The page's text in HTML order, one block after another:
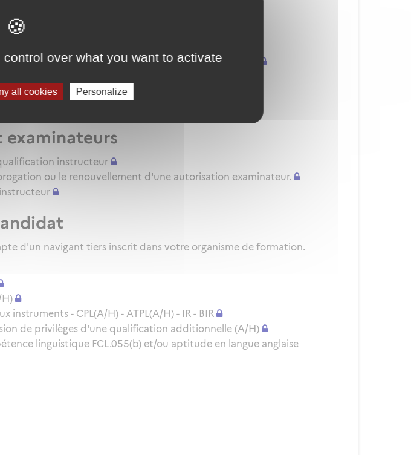
over what you want to activate
all cookies Personalize
licence - BPL - LAPL(A/H) - PPL(A/H) - SPL
additionnelles
d'une QC/QT ou du renouvellement d'une QC/QT/IR
d'une qualification additionnelle
IR - BIR
instructeur
ou le renouvellement d'une autorisation examinateur.
d'un navigant tiers inscrit dans votre organisme de formation.
- CPL(A/H) - ATPL(A/H) - IR - BIR
de privilèges d'une qualification additionnelle (A/H)
linguistique FCL.055(b) et/ou aptitude en langue anglaise